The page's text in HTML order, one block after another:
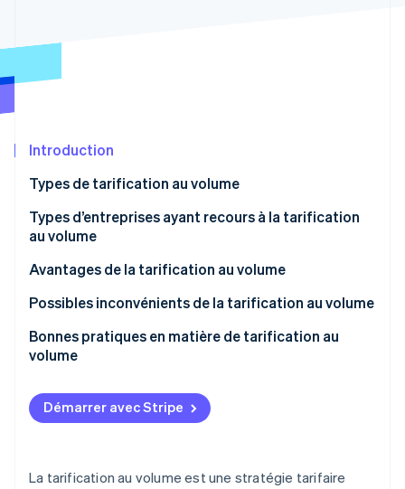
Radar
Atlas
Élimination du carbone
Vérification de l'identité
Découvrez comment Stripe construit l’infrastructure
Regarder la vidéo
Introduction
Types de tarification au volume
Types d’entreprises ayant recours à la tarification
au volume
Avantages de la tarification au volume
Possibles inconvénients de la tarification au volume
Bonnes pratiques en matière de tarification au
volume
Démarrer avec Stripe
La tarification au volume est une stratégie tarifaire